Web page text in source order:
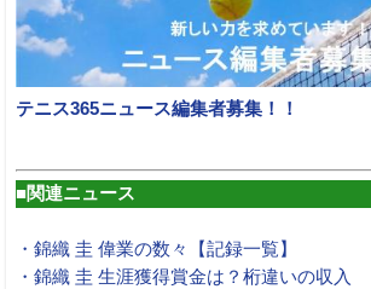
テニス365ニュース編集者募集！！
■関連ニュース
・錦織 圭 偉業の数々【記録一覧】
・錦織 圭 生涯獲得賞金は？桁違いの収入